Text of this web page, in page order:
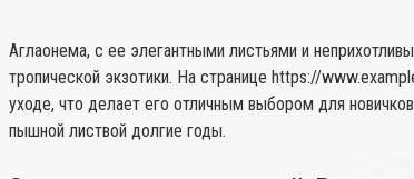
Аглаонема, с ее элегантными листьями и
тропической экзотики. На странице https://
уходе, что делает его отличным выбором для
пышной листвой долгие годы.